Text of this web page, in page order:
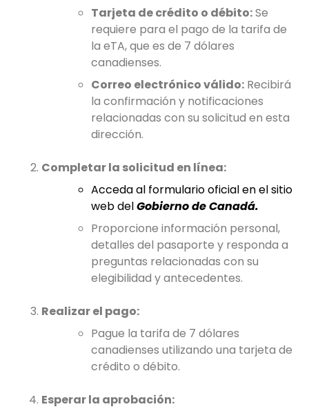
Tarjeta de crédito o débito:Se
requiere para el pago de la tarifa de
la eTA, que es de 7 dólares
canadienses.
Correo electrónico válido: Recibirá
la confirmación y notificaciones
relacionadas con su solicitud en esta
dirección.
Completar la solicitud en línea:
Acceda al formulario oficial en el sitio
web delGobierno de Canadá.
Proporcione información personal,
detalles del pasaporte y responda a
preguntas relacionadas con su
elegibilidad y antecedentes.
Realizar el pago:
Pague la tarifa de 7 dólares
canadienses utilizando una tarjeta de
crédito o débito.
Esperar la aprobación: